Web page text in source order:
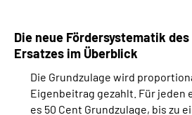
Die neue Fördersystematik
Ersatzes im Überblick
Die Grundzulage wird
Eigenbeitrag gezahlt. Für jeden
es 50 Cent Grundzulage, bis zu